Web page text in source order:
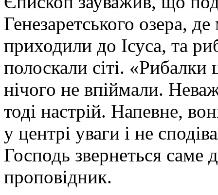
Генезаретського озера,
приходили до Ісуса, та
полоскали сіті. «Рибалки
нічого не впіймали.
тоді настрій. Напевне,
у центрі уваги і не
Господь звернеться
проповідник.